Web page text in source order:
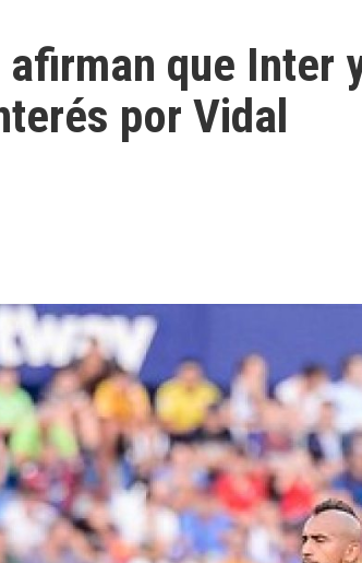
afirman que Inter
por Vidal